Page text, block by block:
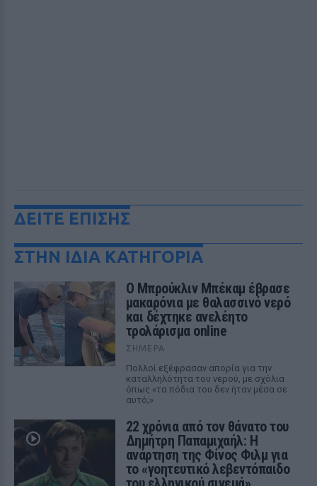
ΔΕΙΤΕ ΕΠΙΣΗΣ
ΣΤΗΝ ΙΔΙΑ ΚΑΤΗΓΟΡΙΑ
Ο Μπρούκλιν Μπέκαμ έβρασε
μακαρόνια με θαλασσινό νερό
και δέχτηκε ανελέητο
τρολάρισμα online
ΣΉΜΕΡΑ
Πολλοί εξέφρασαν απορία για την
καταλληλότητα του νερού, με σχόλια
όπως «τα πόδια του δεν ήταν μέσα σε
αυτό;»
22 χρόνια από τον θάνατο του
Δημήτρη Παπαμιχαήλ: Η
ανάρτηση της Φίνος Φιλμ για
το «γοητευτικό λεβεντόπαιδο